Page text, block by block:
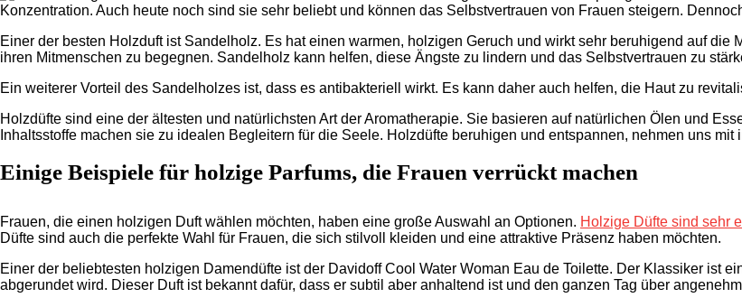
Konzentration. Auch heute noch sind sie sehr beliebt und können das Selbstvertrauen von Frauen steigern.
Einer der besten Holzduft ist Sandelholz. Es hat einen warmen, holzigen Geruch und wirkt sehr beruhigend auf die
ihren Mitmenschen zu begegnen. Sandelholz kann helfen, diese Ängste zu lindern und das Selbstvertrauen zu
Ein weiterer Vorteil des Sandelholzes ist, dass es antibakteriell wirkt. Es kann daher auch helfen, die Haut zu
Holzdüfte sind eine der ältesten und natürlichsten Art der Aromatherapie. Sie basieren auf natürlichen Ölen und
Inhaltsstoffe machen sie zu idealen Begleitern für die Seele. Holzdüfte beruhigen und entspannen, nehmen uns
Einige Beispiele für holzige Parfums, die Frauen verrückt machen
Frauen, die einen holzigen Duft wählen möchten, haben eine große Auswahl an Optionen. Holzige Düfte sind sehr
Düfte sind auch die perfekte Wahl für Frauen, die sich stilvoll kleiden und eine attraktive Präsenz haben möchten.
Einer der beliebtesten holzigen Damendüfte ist der Davidoff Cool Water Woman Eau de Toilette. Der Klassiker ist
abgerundet wird. Dieser Duft ist bekannt dafür, dass er subtil aber anhaltend ist und den ganzen Tag über